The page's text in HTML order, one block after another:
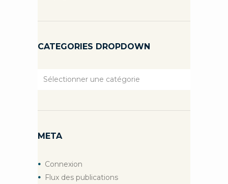
CATEGORIES DROPDOWN
Categories
META
Connexion
Flux des publications